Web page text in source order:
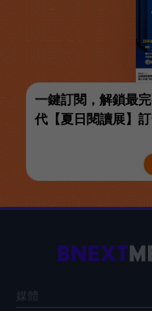
一鍵訂閱，解鎖最
代【夏日閱讀展】
媒體